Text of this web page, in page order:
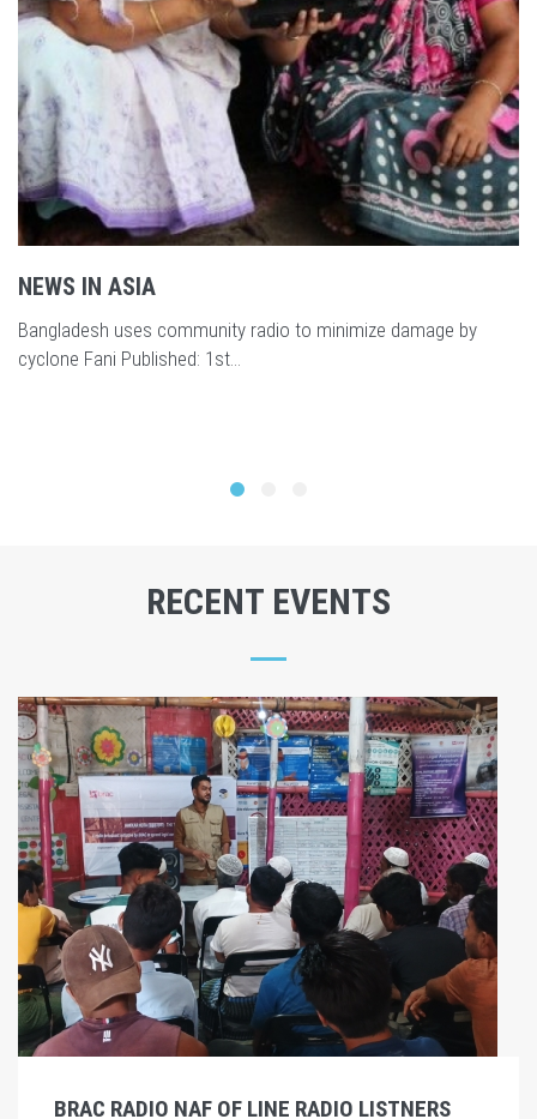
WORLD RADIO CELEBRATION BY COMMUNITY
RADIO “RADIO NAF 99.2 FM”
RECENT EVENTS
BRAC_RADIO NAF PDCAST PROGRAM
EPISODE-03
RADIONAFon04/08/2026, 06:28 PM
206
BRAC_ Radio Naf Pdcast Program. episode-03,
Rohingya Youth Perspectives on Bangladeshi...